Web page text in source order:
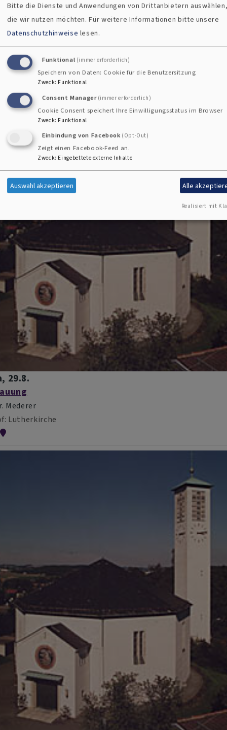
23.8. 9:30 Uhr
(Pfr. Mederer)
Lutherkirche
29.8.
Mederer
Lutherkirche
Bitte die Dienste und Anwendungen von Drittanbietern
die wir nutzen möchten.Für weitere Informationen bitte unsere
Datenschutzhinweise lesen.
Funktional (immer erforderlich)
Speichern von Daten: Cookie für die Benutzersitzung
Zweck: Funktional
Consent Manager (immer erforderlich)
Cookie Consent speichert Ihre Einwilligungsstatus im Browser
Zweck: Funktional
Einbindung von Facebook (Opt-Out)
Zeigt einen Facebook-Feed an.
Zweck: Eingebettete externe Inhalte
Auswahl akzeptieren Alle
Realisiert mit